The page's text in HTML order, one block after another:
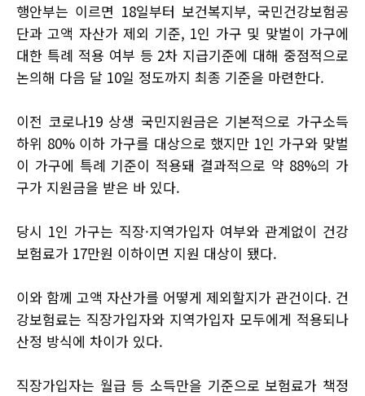
행안부는 이르면 18일부터 보건복지부, 국민건강보험공
단과 고액 자산가 제외 기준, 1인 가구 및 맞벌이 가구에
대한 특례 적용 여부 등 2차 지급기준에 대해 중점적으로
논의해 다음 달 10일 정도까지 최종 기준을 마련한다.
이전 코로나19 상생 국민지원금은 기본적으로 가구소득
하위 80% 이하 가구를 대상으로 했지만 1인 가구와 맞벌
이 가구에 특례 기준이 적용돼 결과적으로 약 88%의 가
구가 지원금을 받은 바 있다.
당시 1인 가구는 직장·지역가입자 여부와 관계없이 건강
보험료가 17만원 이하이면 지원 대상이 됐다.
이와 함께 고액 자산가를 어떻게 제외할지가 관건이다. 건
강보험료는 직장가입자와 지역가입자 모두에게 적용되나
산정 방식에 차이가 있다.
직장가입자는 월급 등 소득만을 기준으로 보험료가 책정